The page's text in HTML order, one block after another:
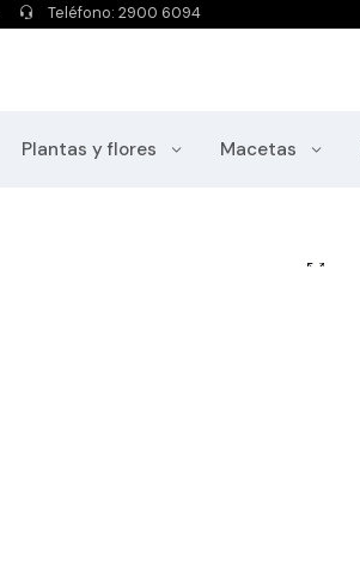
Teléfono: 2900 6094
Plantas y flores Macetas